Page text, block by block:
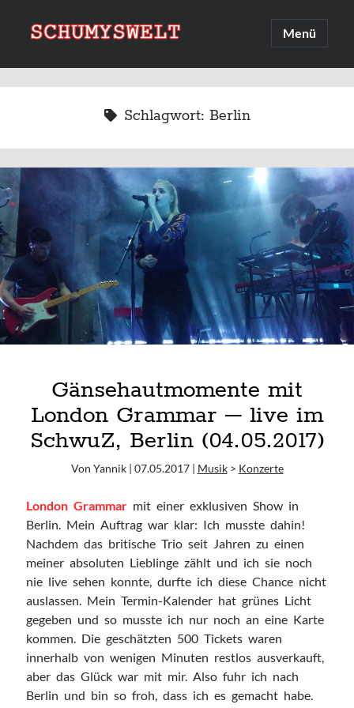
Schumyswelt
Hauptmenü
öffnen
Sidebar
Suche
Linksammlung
Upcoming 2026
Ausgewählte Lieblinge <3
Casper
Hayley Williams
Lana Del Rey
London Grammar
Lorde
TUSKS
WILDES
Blogroll
Abgefreakt
Schlagwort: Berlin
Gänsehautmomente mit
London Grammar – live im
SchwuZ, Berlin (04.05.2017)
Von Yannik | 07.05.2017 | Musik> Konzerte
London Grammar mit einer exklusiven Show in
Berlin. Mein Auftrag war klar: Ich musste dahin!
Nachdem das britische Trio seit Jahren zu einen
meiner absoluten Lieblinge zählt und ich sie noch
nie live sehen konnte, durfte ich diese Chance nicht
auslassen. Mein Termin-Kalender hat grünes Licht
gegeben und so musste ich nur noch an eine Karte
kommen. Die geschätzten 500 Tickets waren
innerhalb von wenigen Minuten restlos ausverkauft,
aber das Glück war mit mir. Also fuhr ich nach
Berlin und bin so froh, dass ich es gemacht habe.